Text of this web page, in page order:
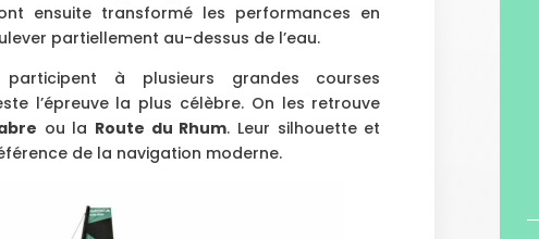
ensuite transformé les performances en
partiellement au-dessus de l’eau.
participent à plusieurs grandes courses
l’épreuve la plus célèbre. On les retrouve
ou la Route du Rhum. Leur silhouette et
de la navigation moderne.